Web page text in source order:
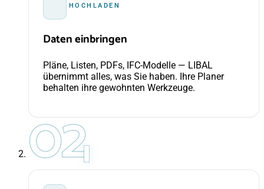
HOCHLADEN
Daten einbringen
Pläne, Listen, PDFs, IFC-Modelle — LIBAL
übernimmt alles, was Sie haben. Ihre Planer
behalten ihre gewohnten Werkzeuge.
02